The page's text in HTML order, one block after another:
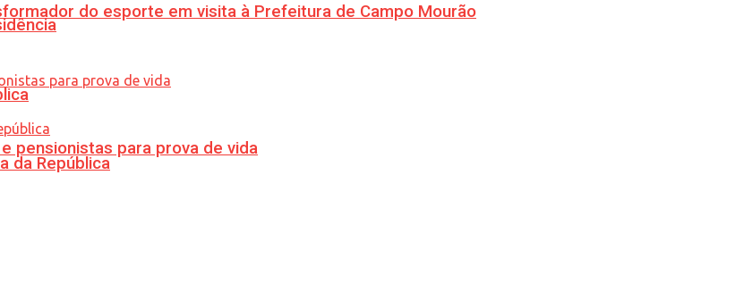
do esporte em visita à Prefeitura de Campo Mourão
pensionistas para prova de vida
da República